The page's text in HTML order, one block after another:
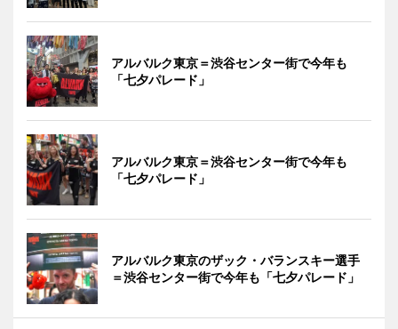
アルバルク東京＝渋谷センター街で今年も
「七夕パレード」
アルバルク東京＝渋谷センター街で今年も
「七夕パレード」
アルバルク東京のザック・バランスキー選手
＝渋谷センター街で今年も「七夕パレード」